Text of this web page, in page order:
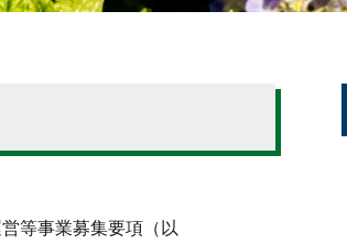
等事業募集要項（以